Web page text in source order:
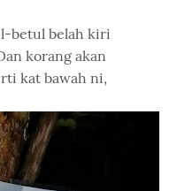
betul belah kiri
korang akan
kat bawah ni,